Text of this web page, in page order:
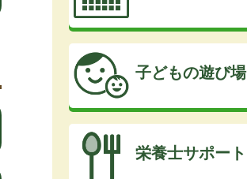
子どもの遊び場
栄養士サポート